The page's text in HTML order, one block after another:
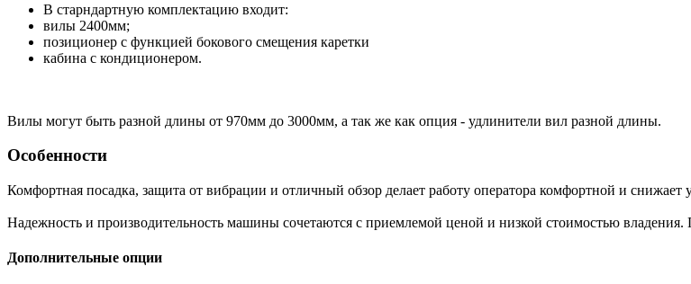
В старндартную комплектацию входит:
вилы 2400мм;
позиционер с функцией бокового смещения каретки
кабина с кондиционером.
Вилы могут быть разной длины от 970мм до 3000мм, а так же как опция - удлинители вил разной длины.
Особенности
Комфортная посадка, защита от вибрации и отличный обзор делает работу оператора комфортной и снижает
Надежность и производительность машины сочетаются с приемлемой ценой и низкой стоимостью
Дополнительные опции